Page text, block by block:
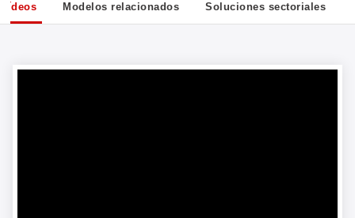
Vídeos Modelos relacionados Soluciones sectoriales